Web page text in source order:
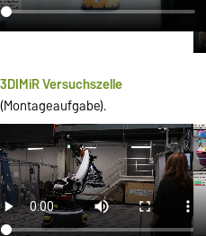
3DIMiR Versuchszelle
(Montageaufgabe).